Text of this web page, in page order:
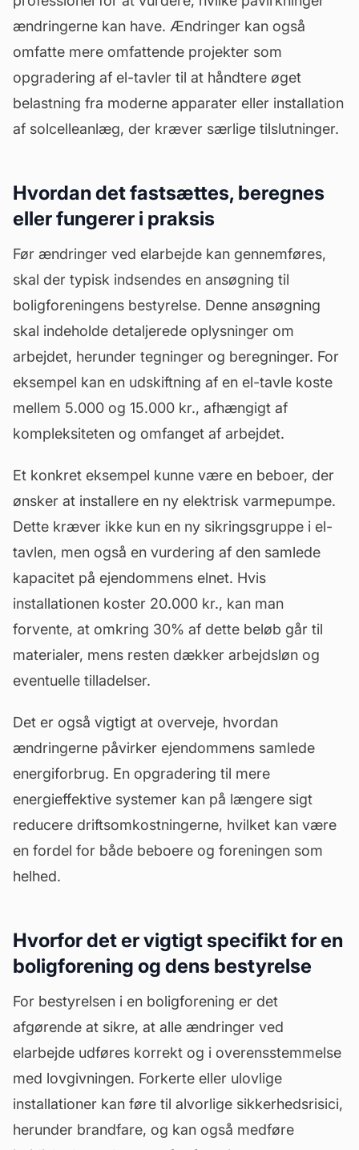
ændringerne kan have. Ændringer kan også
omfatte mere omfattende projekter som
opgradering af el-tavler til at håndtere øget
belastning fra moderne apparater eller installation
af solcelleanlæg, der kræver særlige tilslutninger.
Hvordan det fastsættes, beregnes
eller fungerer i praksis
Før ændringer ved elarbejde kan gennemføres,
skal der typisk indsendes en ansøgning til
boligforeningens bestyrelse. Denne ansøgning
skal indeholde detaljerede oplysninger om
arbejdet, herunder tegninger og beregninger. For
eksempel kan en udskiftning af en el-tavle koste
mellem 5.000 og 15.000 kr., afhængigt af
kompleksiteten og omfanget af arbejdet.
Et konkret eksempel kunne være en beboer, der
ønsker at installere en ny elektrisk varmepumpe.
Dette kræver ikke kun en ny sikringsgruppe i el-
tavlen, men også en vurdering af den samlede
kapacitet på ejendommens elnet. Hvis
installationen koster 20.000 kr., kan man
forvente, at omkring 30% af dette beløb går til
materialer, mens resten dækker arbejdsløn og
eventuelle tilladelser.
Det er også vigtigt at overveje, hvordan
ændringerne påvirker ejendommens samlede
energiforbrug. En opgradering til mere
energieffektive systemer kan på længere sigt
reducere driftsomkostningerne, hvilket kan være
en fordel for både beboere og foreningen som
helhed.
Hvorfor det er vigtigt specifikt for en
boligforening og dens bestyrelse
For bestyrelsen i en boligforening er det
afgørende at sikre, at alle ændringer ved
elarbejde udføres korrekt og i overensstemmelse
med lovgivningen. Forkerte eller ulovlige
installationer kan føre til alvorlige sikkerhedsrisici,
herunder brandfare, og kan også medføre